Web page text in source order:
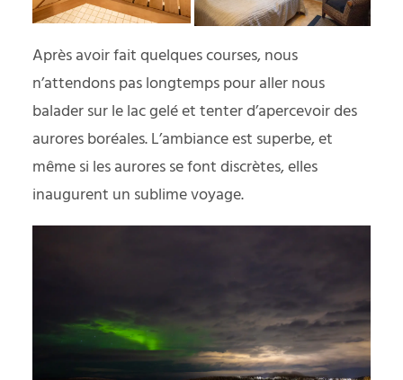
Après avoir fait quelques courses, nous
n’attendons pas longtemps pour aller nous
balader sur le lac gelé et tenter d’apercevoir des
aurores boréales. L’ambiance est superbe, et
même si les aurores se font discrètes, elles
inaugurent un sublime voyage.